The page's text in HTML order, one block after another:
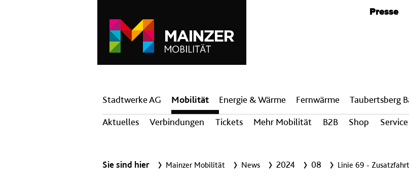
Presse
Hauptnavigation
Stadtwerke AG
Mobilität
Aktuelles
Verbindungen Tickets Mehr Mobilität B2B Shop Service
Energie & Wärme Fern­wärme Taubertsberg
Sie sind hier Mainzer Mobilität News 2024 08 Linie 69 -